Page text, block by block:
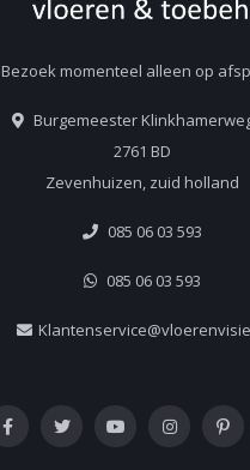
Bezoek momenteel alleen op
Burgemeester
2761 BD
Zevenhuizen, zuid holland
085 06 03 593
085 06 03 593